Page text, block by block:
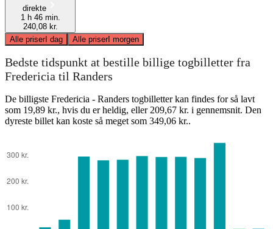
direkte
1 h 46 min.
240,08 kr.
Alle priserI dag Alle priserI morgen
Bedste tidspunkt at bestille billige togbilletter fra
Fredericia til Randers
De billigste Fredericia - Randers togbilletter kan findes for så lavt
som 19,89 kr., hvis du er heldig, eller 209,67 kr. i gennemsnit. Den
dyreste billet kan koste så meget som 349,06 kr..